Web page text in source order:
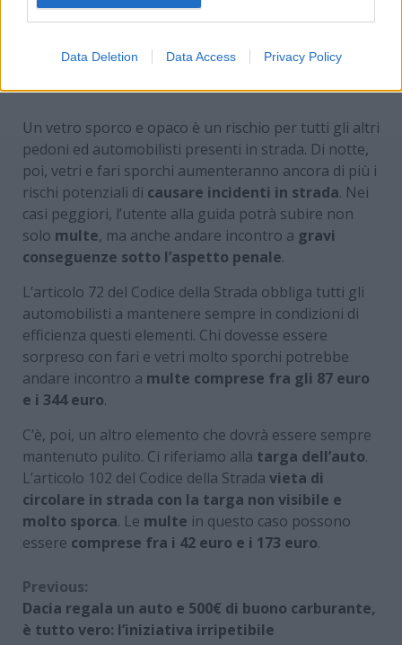
Data Deletion Data Access Privacy Policy
Mantieni sempre pulite queste parti della tua auto:
potresti incorrere in multe davvero importanti –
www.motorinews24.com
Un vetro sporco e opaco è un rischio per tutti gli altri
pedoni ed automobilisti presenti in strada. Di notte,
poi, vetri e fari sporchi aumenteranno ancora di più i
rischi potenziali di causare incidenti in strada. Nei
casi peggiori, l’utente alla guida potrà subire non
solo multe, ma anche andare incontro a gravi
conseguenze sotto l’aspetto penale.
L’articolo 72 del Codice della Strada obbliga tutti gli
automobilisti a mantenere sempre in condizioni di
efficienza questi elementi. Chi dovesse essere
sorpreso con fari e vetri molto sporchi potrebbe
andare incontro a multe comprese fra gli 87 euro
e i 344 euro.
C’è, poi, un altro elemento che dovrà essere sempre
mantenuto pulito. Ci riferiamo alla targa dell’auto.
L’articolo 102 del Codice della Strada vieta di
circolare in strada con la targa non visibile e
molto sporca. Le multe in questo caso possono
essere comprese fra i 42 euro e i 173 euro.
Continue
Reading
Previous:
Dacia regala un auto e 500€ di buono carburante,
è tutto vero: l’iniziativa irripetibile